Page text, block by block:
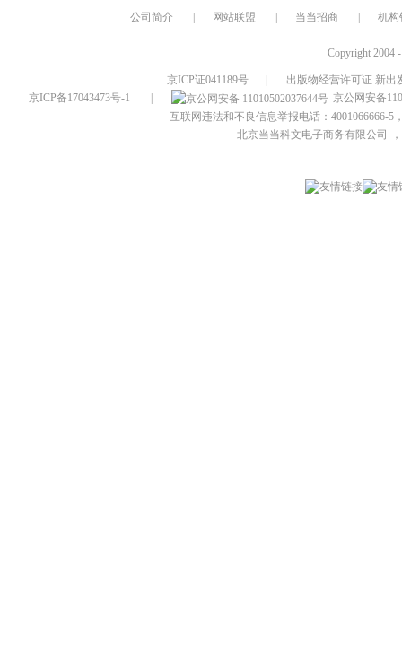
公司简介 网站联盟 当当招商 机构
Copyright 2004
京ICP证041189号
出版物经营许可证 新出
京ICP备17043473号-1
京公网安备
互联网违法和不良信息举报电话：4001066666-5
北京当当科文电子商务有限公司